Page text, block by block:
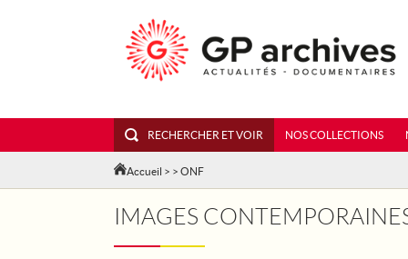
RECHERCHER ET VOIR NOS COLLECTIONS
Accueil > > ONF
IMAGES